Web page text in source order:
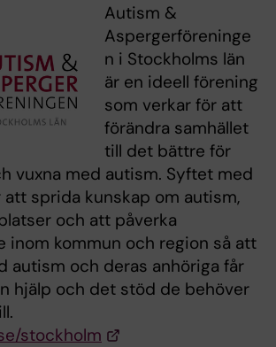
Autism &
Aspergerföreninge
n i Stockholms län
är en ideell förening
som verkar för att
förändra samhället
till det bättre för
vuxna med autism. Syftet med
sprida kunskap om autism,
och att påverka
inom kommun och region så att
autism och deras anhöriga får
hjälp och det stöd de behöver
stockholm